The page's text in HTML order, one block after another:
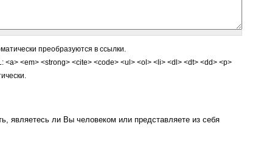
преобразуются в ссылки.
<a> <em> <strong> <cite> <code> <ul> <ol> <li> <dl> <dt> <dd> <p>
или представляете из себя